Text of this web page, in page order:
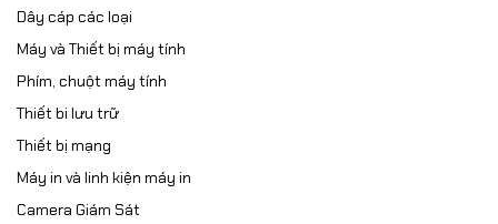
Dây cáp các loại
Máy và Thiết bị máy tính
Phím, chuột máy tính
Thiết bi lưu trữ
Thiết bị mạng
Máy in và linh kiện máy in
Camera Giám Sát